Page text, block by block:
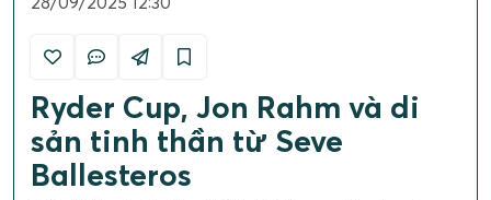
Ryder Cup, Jon Rahm và di
sản tinh thần từ Seve
Ballesteros